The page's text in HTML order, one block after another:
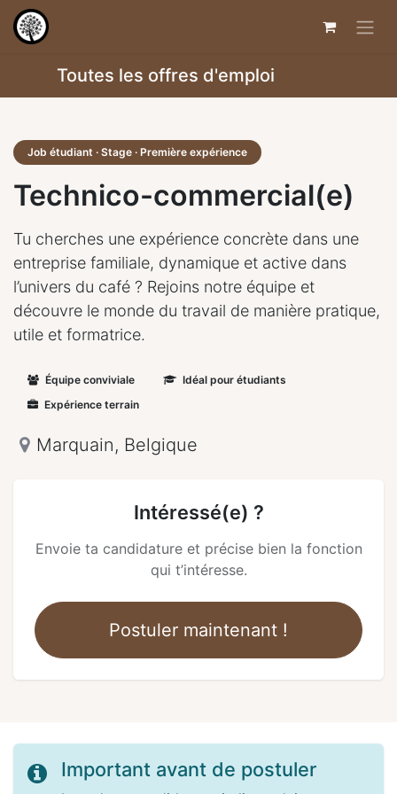
Toutes les offres d'emploi
Job étudiant · Stage · Première expérience
Technico-commercial(e)
Tu cherches une expérience concrète dans une
entreprise familiale, dynamique et active dans
l’univers du café ? Rejoins notre équipe et
découvre le monde du travail de manière pratique,
utile et formatrice.
Équipe conviviale
Idéal pour étudiants
Expérience terrain
Marquain, Belgique
Intéressé(e) ?
Envoie ta candidature et précise bien la fonction
qui t’intéresse.
Postuler maintenant !
Important avant de postuler